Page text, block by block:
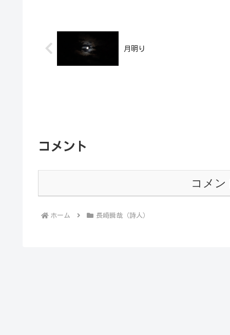
月明り
コメント
コメン
ホーム 長崎瞬哉（詩人）